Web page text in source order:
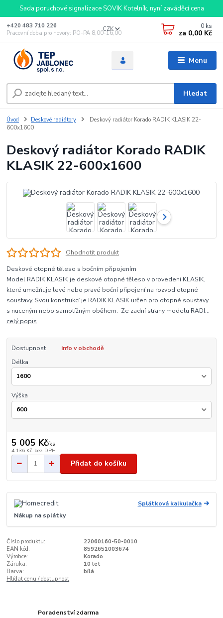
Sada poruchové signalizace SOVIK Kotelník, nyní zaváděcí cena
Menu
CZK
Hledat
+420 483 710 226
Pracovní doba pro hovory: PO-PA 8,00-16,00
0 ks
za 0,00 Kč
Úvod Deskové radiátory
Deskový radiátor Korado RADIK KLASIK 22-
600x1600
Deskový radiátor Korado RADIK
KLASIK 22-600x1600
Ohodnotit produkt
Deskové otopné těleso s bočním připojením
Model RADIK KLASIK je deskové otopné těleso v provedení KLASIK,
které umožňuje levé nebo pravé boční připojení na rozvod otopné
soustavy. Svou konstrukcí je RADIK KLASIK určen pro otopné soustavy
s nuceným nebo samotížným oběhem. Ze zadní strany modelu RADI...
celý popis
Dostupnost
info v obchodě
Délka
Výška
5 005 Kč/ks
4 136 Kč bez DPH
Přidat do košíku
Splátková kalkulačka
Nákup na splátky
Číslo produktu:
22060160-50-0010
EAN kód:
8592651003674
Výrobce:
Korado
Záruka:
10 let
Barva:
bílá
Hlídat cenu / dostupnost
Poradenství zdarma